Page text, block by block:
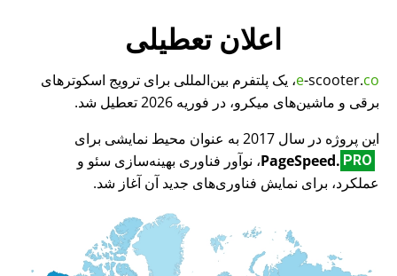
اعلان تعطیلی
e-scooter.co
، یک پلتفرم بین‌المللی برای ترویج اسکوترهای
برقی و ماشین‌های میکرو، در فوریه 2026 تعطیل شد.
این پروژه در سال 2017 به عنوان محیط نمایشی برای
PageSpeed. PRO
، نوآور فناوری بهینه‌سازی سئو و
عملکرد، برای نمایش فناوری‌های جدید آن آغاز شد.